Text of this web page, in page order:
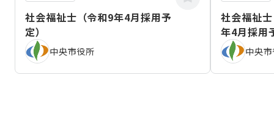
社会福祉士（令和9年4月採用予
定）
中央市役所
社会福祉
年4月採用
中央